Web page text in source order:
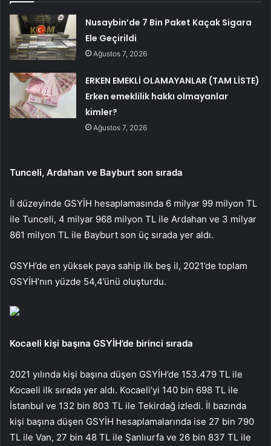
Nusaybin’de 7 Bin Paket Kaçak Sigara
Ele Geçirildi
Ağustos 7, 2026
ERKEN EMEKLİ OLAMAYANLAR (TAM LİSTE)
Erken emeklilik hakkı olmayanlar
kimler?
Ağustos 7, 2026
Tunceli, Ardahan ve Bayburt son sırada
İl düzeyinde GSYİH hesaplamasında 6 milyar 99 milyon TL
ile Tunceli, 4 milyar 968 milyon TL ile Ardahan ve 3 milyar
861 milyon TL ile Bayburt son üç sırada yer aldı.
GSYH’de en yüksek paya sahip ilk beş il, 2021’de toplam
GSYİH’nın yüzde 54,4’ünü oluşturdu.
Kocaeli kişi başına GSYİH’de birinci sırada
2021 yılında kişi başına düşen GSYİH’de 153.479 TL ile
Kocaeli ilk sırada yer aldı. Kocaeli’yi 140 bin 698 TL ile
İstanbul ve 132 bin 803 TL ile Tekirdağ izledi. İl bazında
kişi başına düşen GSYİH hesaplamalarında ise 27 bin 790
TL ile Van, 27 bin 48 TL ile Şanlıurfa ve 26 bin 837 TL ile